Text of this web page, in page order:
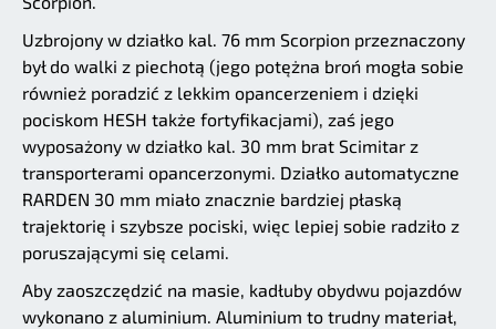
Uzbrojony w działko kal. 76 mm Scorpion przeznaczony
był do walki z piechotą (jego potężna broń mogła sobie
również poradzić z lekkim opancerzeniem i dzięki
pociskom HESH także fortyfikacjami), zaś jego
wyposażony w działko kal. 30 mm brat Scimitar z
transporterami opancerzonymi. Działko automatyczne
RARDEN 30 mm miało znacznie bardziej płaską
trajektorię i szybsze pociski, więc lepiej sobie radziło z
poruszającymi się celami.
Aby zaoszczędzić na masie, kadłuby obydwu pojazdów
wykonano z aluminium. Aluminium to trudny materiał,